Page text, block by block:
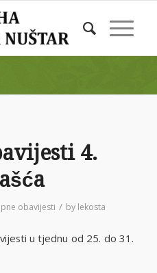
4.
obavijesti / by lekosta
u tjednu od 25. do 31.